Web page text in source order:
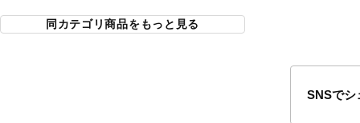
同カテゴリ商品をもっと見る
SNSでシ